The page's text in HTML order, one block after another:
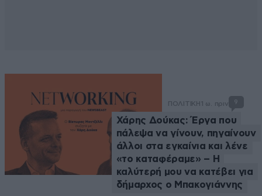
ΠΟΛΙΤΙΚΗ 1 ω. πριν 9
Χάρης Δούκας: Έργα που
πάλεψα να γίνουν, πηγαίνουν
άλλοι στα εγκαίνια και λένε
«το καταφέραμε» – Η
καλύτερή μου να κατέβει για
δήμαρχος ο Μπακογιάννης